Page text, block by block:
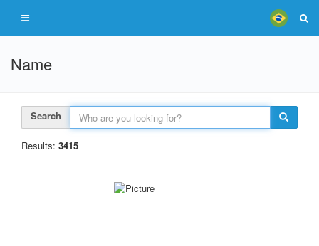
Name
Search
Results: 3415